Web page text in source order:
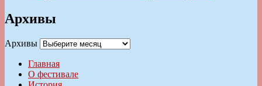
Архивы
Архивы
Главная
О фестивале